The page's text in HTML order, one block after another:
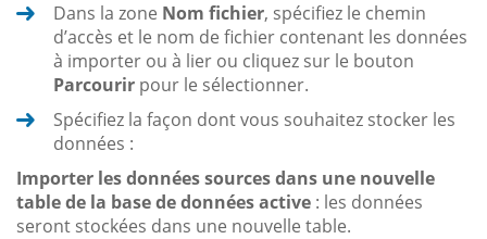
Dans la zone Nom fichier, spécifiez le chemin
d’accès et le nom de fichier contenant les données
à importer ou à lier ou cliquez sur le bouton
Parcourir pour le sélectionner.
Spécifiez la façon dont vous souhaitez stocker les
données :
Importer les données sources dans une nouvelle
table de la base de données active : les données
seront stockées dans une nouvelle table.